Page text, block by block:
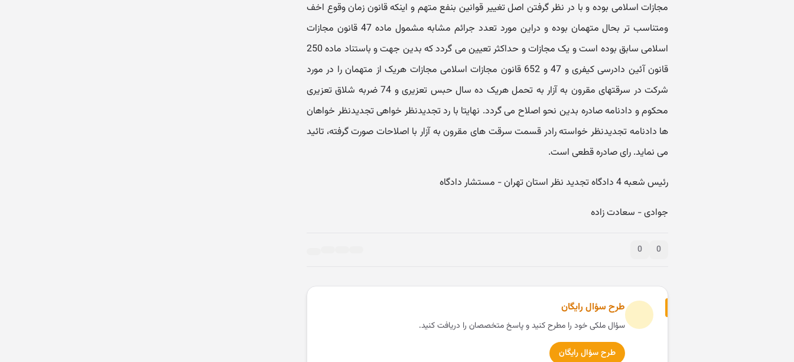
مجازات اسلامی بوده و با در نظر گرفتن اصل تغییر قوانین بنفع متهم و اینکه قانون زمان وقوع اخف
ومتناسب تر بحال متهمان بوده و دراین مورد تعدد جرائم مشابه مشمول ماده 47 قانون مجازات
اسلامی سابق بوده است و یک مجازات و حداکثر تعیین می گردد که بدین جهت و باستناد ماده 250
قانون آئین دادرسی کیفری و 47 و 652 قانون مجازات اسلامی مجازات هریک از متهمان را در مورد
شرکت در سرقتهای مقرون به آزار به تحمل هریک ده سال حبس تعزیری و 74 ضربه شلاق تعزیری
محکوم و دادنامه صادره بدین نحو اصلاح می گردد. نهایتا با رد تجدیدنظر خواهی تجدیدنظر خواهان
ها دادنامه تجدیدنظر خواسته رادر قسمت سرقت های مقرون به آزار با اصلاحات صورت گرفته، تائید
می نماید. رای صادره قطعی است.
رئیس شعبه 4 دادگاه تجدید نظر استان تهران - مستشار دادگاه
جوادی - سعادت زاده
0
0
طرح سؤال رایگان
سؤال ملکی خود را مطرح کنید و پاسخ متخصصان را دریافت کنید.
طرح سؤال رایگان